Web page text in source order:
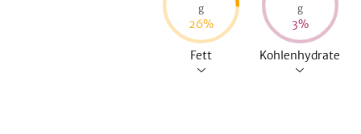
g
26%
Fett
g
3%
Kohlenhydrate